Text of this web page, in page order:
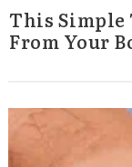
This Simple
From Your